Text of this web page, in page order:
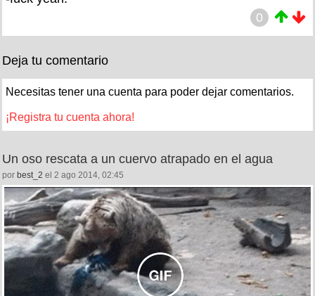
0
Deja tu comentario
Necesitas tener una cuenta para poder dejar comentarios.
¡Registra tu cuenta ahora!
Un oso rescata a un cuervo atrapado en el agua
por best_2 el 2 ago 2014, 02:45